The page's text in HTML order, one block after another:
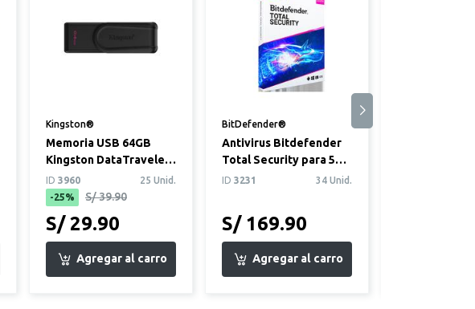
Kingston®
Memoria USB 64GB
Kingston DataTraveler
Exodia S
ID 3960
25 Unid.
-25%
S/ 39.90
S/ 29.90
BitDefender®
Antivirus Bitdefender
Total Security para 5
dispositivos (Windows,
ID 3231 34 Unid.
S/ 169.90